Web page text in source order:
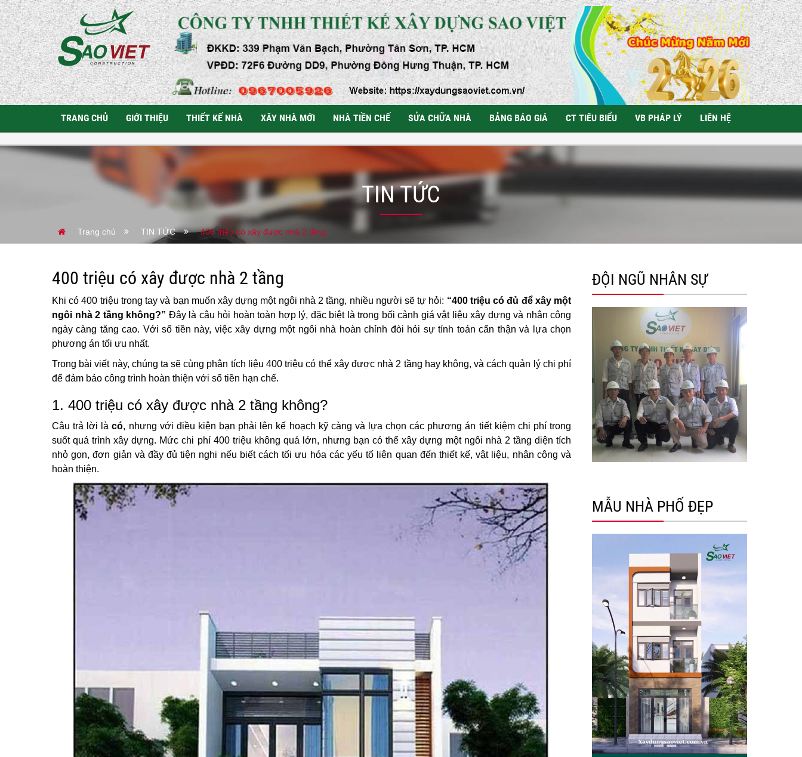
TRANG CHỦ GIỚI THIỆU THIẾT KẾ NHÀ XÂY NHÀ MỚI NHÀ TIỀN CHẾ SỬA CHỮA NHÀ BẢNG BÁO GIÁ CT TIÊU BIỂU VB PHÁP LÝ LIÊN HỆ
TIN TỨC
Trang chủ TIN TỨC 400 triệu có xây được nhà 2 tầng
400 triệu có xây được nhà 2 tầng
Khi có 400 triệu trong tay và bạn muốn xây dựng một ngôi nhà 2 tầng, nhiều người sẽ tự hỏi: “400 triệu có đủ để xây một
ngôi nhà 2 tầng không?” Đây là câu hỏi hoàn toàn hợp lý, đặc biệt là trong bối cảnh giá vật liệu xây dựng và nhân công
ngày càng tăng cao. Với số tiền này, việc xây dựng một ngôi nhà hoàn chỉnh đòi hỏi sự tính toán cẩn thận và lựa chọn
phương án tối ưu nhất.
Trong bài viết này, chúng ta sẽ cùng phân tích liệu 400 triệu có thể xây được nhà 2 tầng hay không, và cách quản lý chi phí
để đảm bảo công trình hoàn thiện với số tiền hạn chế.
1. 400 triệu có xây được nhà 2 tầng không?
Câu trả lời làcó, nhưng với điều kiện bạn phải lên kế hoạch kỹ càng và lựa chọn các phương án tiết kiệm chi phí trong
suốt quá trình xây dựng. Mức chi phí 400 triệu không quá lớn, nhưng bạn có thể xây dựng một ngôi nhà 2 tầng diện tích
nhỏ gọn, đơn giản và đầy đủ tiện nghi nếu biết cách tối ưu hóa các yếu tố liên quan đến thiết kế, vật liệu, nhân công và
hoàn thiện.
ĐỘI NGŨ NHÂN SỰ
MẪU NHÀ PHỐ ĐẸP